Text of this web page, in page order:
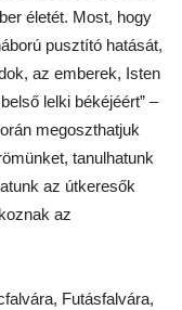
életét. Most, hogy
pusztító hatását,
az emberek, Isten
lelki békéjéért” –
megoszthatjuk
tanulhatunk
az útkeresők
az
Futásfalvára,